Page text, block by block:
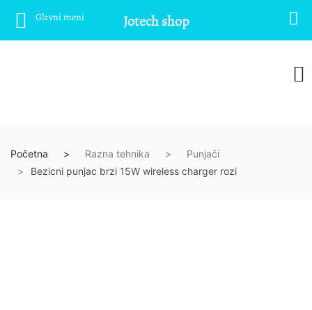
Početna Razna tehnika
Punjači
Bezicni punjac brzi 15W wireless charger rozi
Glavni meni Jotech shop